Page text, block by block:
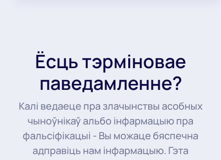
Ёсць тэрміновае
паведамленне?
Калі ведаеце пра злачынствы асобных
чыноўнікаў альбо інфармацыю пра
фальсіфікацыі - Вы можаце бяспечна
адправіць нам інфармацыю. Гэта